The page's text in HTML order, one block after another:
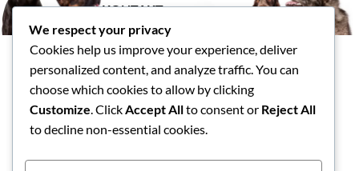
KONTAKT
Tasspalatset AB
Skallsjö Prästväg 14, Floda
info@tasspalatset.se
0793-40 42 36
BG: 5072-9052, Swish: 123
We respect your privacy
Cookies help us improve your experience, deliver
personalized content, and analyze traffic. You can
choose which cookies to allow by clicking
Customize. ClickAccept Allto consent or Reject All
to decline non-essential cookies.